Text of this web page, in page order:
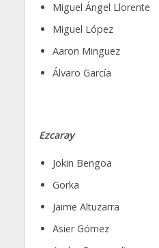
Miguel Ángel Llorente
Miguel López
Aaron Minguez
Álvaro García
Ezcaray
Jokin Bengoa
Gorka
Jaime Altuzarra
Asier Gómez